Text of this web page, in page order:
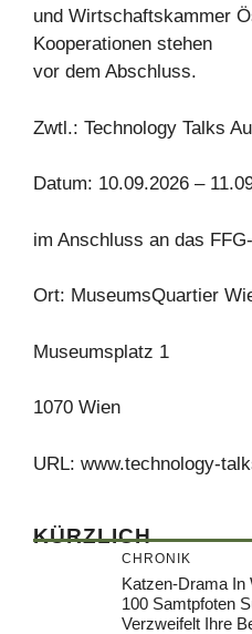
und Wirtschaftskammer
Kooperationen stehen
vor dem Abschluss.
Zwtl.: Technology Talks
Datum: 10.09.2026 –
im Anschluss an das
Ort: MuseumsQuartier
Museumsplatz 1
1070 Wien
URL: www.technology-
KÜRZLICH
CHRONIK
Katzen-Drama In
100 Samtpfoten
Verzweifelt Ihre